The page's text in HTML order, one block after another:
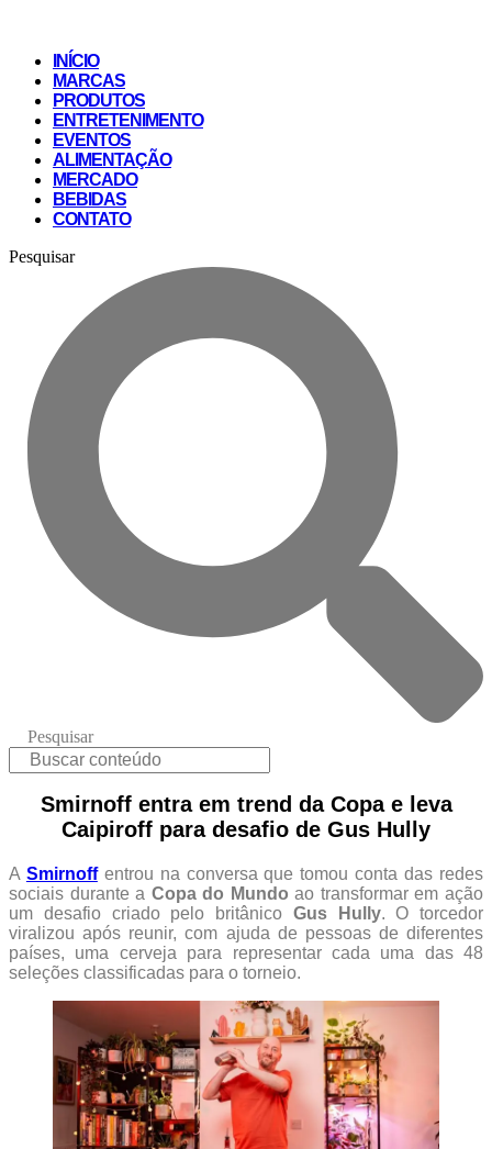
INÍCIO
MARCAS
PRODUTOS
ENTRETENIMENTO
EVENTOS
ALIMENTAÇÃO
MERCADO
BEBIDAS
CONTATO
Pesquisar
Pesquisar
Smirnoff entra em trend da Copa e leva
Caipiroff para desafio de Gus Hully
A Smirnoffentrou na conversa que tomou conta das redes
sociais durante a Copa do Mundo ao transformar em ação
um desafio criado pelo britânico Gus Hully. O torcedor
viralizou após reunir, com ajuda de pessoas de diferentes
países, uma cerveja para representar cada uma das 48
seleções classificadas para o torneio.